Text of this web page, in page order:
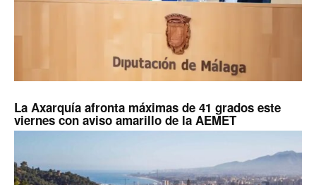
La Axarquía afronta máximas de 41 grados este
viernes con aviso amarillo de la AEMET